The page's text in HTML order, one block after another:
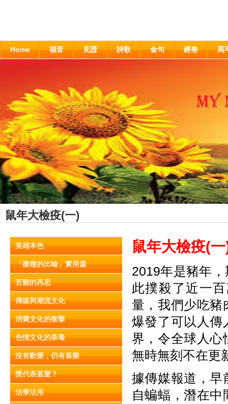
Home 福音 見證 詩歌 金句 經卷 馬
鼠年大檢疫(一)
英雄本色
「撒種的比喻」實用篇
苦難的再思
傳媒與潮流文化
消費文化的衝擊
色情文化的荼毒
沒有歡樂，仍有喜樂
獎代表甚麼？
活學活用
鼠年大檢疫(
2019年是豬年
此撲殺了近一
量，我們少吃豬
爆發了可以人傳
界，令全球人心
無時無刻不在更
據傳媒報道，早
自蝙蝠，潛在